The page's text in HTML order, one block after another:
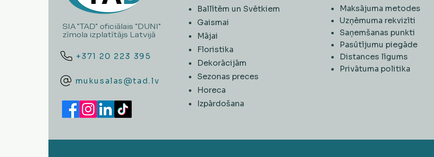
SIA "TAD" oficiālais "DUNI"
zīmola izplatītājs Latvijā
+371 20 223 395
mukusalas@tad.lv
Ballītēm un Svētkiem
Gaismai
Mājai
Floristika
Dekorācijām
Sezonas preces
Horeca
​Izpārdošana
Maksājuma metodes
Uzņēmuma rekvizīti
Saņemšanas punkti
Pasūtījumu piegāde
Distances līgums
Privātuma politika